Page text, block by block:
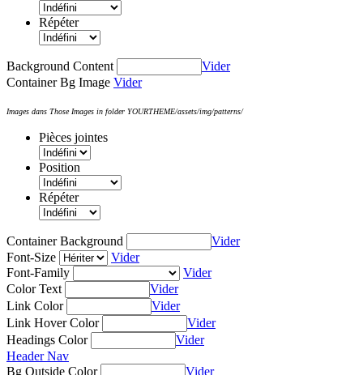
Répéter
Background Content
Vider
Container Bg Image Vider
Images dans Those Images in folder YOURTHEME/assets/img/patterns/
Pièces jointes
Position
Répéter
Container Background
Vider
Font-Size
Vider
Font-Family
Vider
Color Text
Vider
Link Color
Vider
Link Hover Color
Vider
Headings Color
Vider
Header Nav
Bg Outside Color
Vider